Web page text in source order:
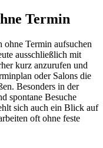
Termin
ohne Termin aufsuchen
ausschließlich mit
kurz anzurufen und
oder Salons die
Besonders in der
spontane Besuche
sich auch ein Blick auf
oft ohne feste